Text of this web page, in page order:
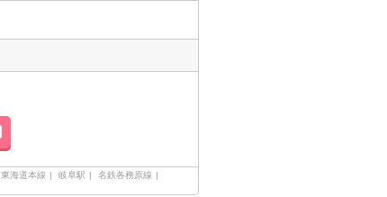
東海道本線 岐阜駅
名鉄各務原線